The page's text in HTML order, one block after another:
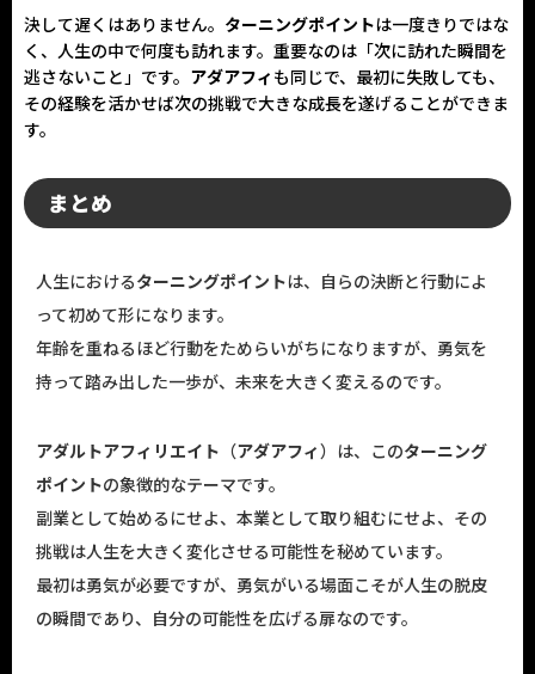
決して遅くはありません。 ターニングポイントは一度きりではな
く、人生の中で何度も訪れます。重要なのは「次に訪れた瞬間を
逃さないこと」です。 アダアフィ も同じで、最初に失敗しても、
その経験を活かせば次の挑戦で大きな成長を遂げることができま
す。
まとめ
人生におけるターニングポイントは、自らの決断と行動によ
って初めて形になります。
年齢を重ねるほど行動をためらいがちになりますが、勇気を
持って踏み出した一歩が、未来を大きく変えるのです。
アダルトアフィリエイト （アダアフィ）は、このターニング
ポイントの象徴的なテーマです。
副業として始めるにせよ、本業として取り組むにせよ、その
挑戦は人生を大きく変化させる可能性を秘めています。
最初は勇気が必要ですが、勇気がいる場面こそが人生の脱皮
の瞬間であり、自分の可能性を広げる扉なのです。